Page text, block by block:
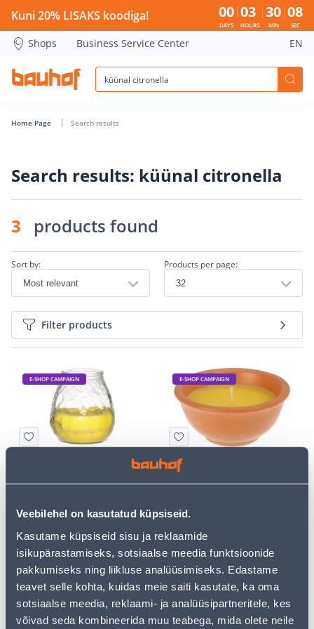
Veebilehel on kasutatud küpsiseid.
Kasutame küpsiseid sisu ja reklaamide
isikupärastamiseks, sotsiaalse meedia funktsioonide
pakkumiseks ning liikluse analüüsimiseks. Edastame
teavet selle kohta, kuidas meie saiti kasutate, ka oma
sotsiaalse meedia, reklaami- ja analüüsipartneritele, kes
võivad seda kombineerida muu teabega, mida olete neile
küünal citronella - Bauhof has loaded
Kuni 20% LISAKS koodiga! 00
DAYS
03
HOURS
30
MIN
08
SEC
Shops Business Service Center EN
Home Page Search results
Search results: küünal citronella
3 products found
Sort by: Products per page:
Filter products
E-SHOP CAMPAIGN
KÜÜNAL AURA VENEETSIA
3 .11 €
for a logged in
customer
E-SHOP CAMPAIGN
KÜÜNAL 11X5CM
1.99 €
for a logged in
customer
E-SHOP CAMPAIGN